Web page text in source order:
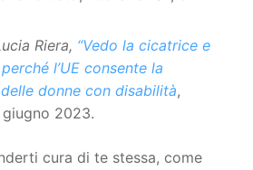
Riera, “Vedo la cicatrice e
l’UE consente la
donne con disabilità,
2023.
cura di te stessa, come